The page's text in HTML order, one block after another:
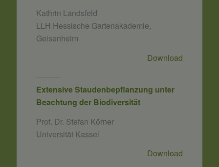
Kathrin Landsfeld
LLH Hessische Gartenakademie,
Geisenheim
Download
Extensive Staudenbepflanzung unter
Beachtung der Biodiversität
Prof. Dr. Stefan Körner
Universität Kassel
Download